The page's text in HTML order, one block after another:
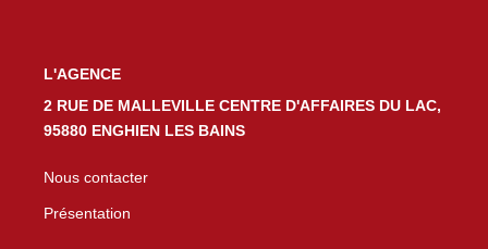
L'AGENCE
2 RUE DE MALLEVILLE CENTRE D'AFFAIRES DU LAC,
95880 ENGHIEN LES BAINS
Nous contacter
Présentation